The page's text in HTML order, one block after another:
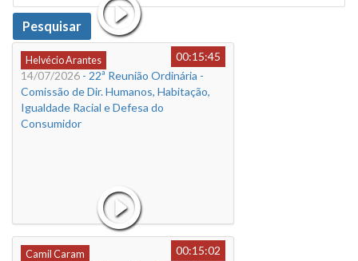
Data
Pesquisar
Helvécio Arantes
00:15:45
14/07/2026 - 22ª Reunião Ordinária -
Comissão de Dir. Humanos, Habitação,
Igualdade Racial e Defesa do
Consumidor
Camil Caram
00:15:02